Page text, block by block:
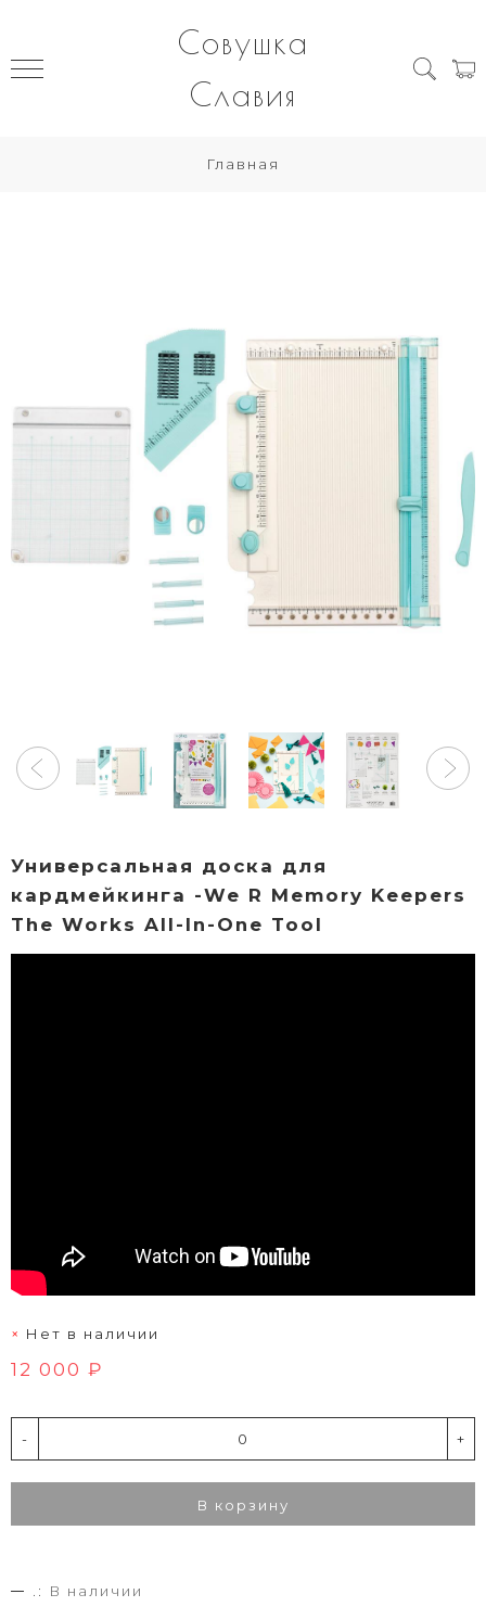
Совушка
Славия
Главная
Универсальная доска для
кардмейкинга -We R Memory Keepers
The Works All-In-One Tool
Нет в наличии
12 000 ₽
- +
В корзину
.:
В наличии